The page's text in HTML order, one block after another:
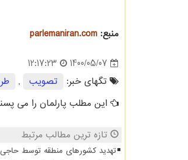
منبع: parlemaniran.com
1400/05/07
12:17:23
تگهای خبر:
تصویب ,
این مطلب پارلمان را می
تازه ترین مطالب مرتبط
تهدید کشورهای منطقه توسط حاجی